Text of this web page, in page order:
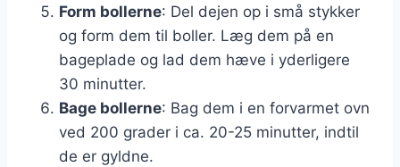
Form bollerne: Del dejen op i små stykker
og form dem til boller. Læg dem på en
bageplade og lad dem hæve i yderligere
30 minutter.
Bage bollerne: Bag dem i en forvarmet ovn
ved 200 grader i ca. 20-25 minutter, indtil
de er gyldne.